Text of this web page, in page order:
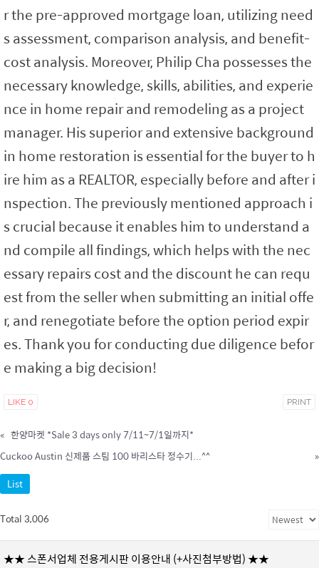
r the pre-approved mortgage loan, utilizing need
s assessment, comparison analysis, and benefit-
cost analysis. Moreover, Philip Cha possesses the
necessary knowledge, skills, abilities, and experie
nce in home repair and remodeling as a project
manager. His superior and extensive background
in home restoration is essential for the buyer to h
ire him as a REALTOR, especially before and after i
nspection. The previously mentioned approach i
s crucial because it enables him to understand a
nd compile all findings, which helps with the nec
essary repairs cost and the discount he can requ
est from the seller when submitting an initial offe
r, and renegotiate before the option period expir
es. Thank you for conducting due diligence befor
e making a big decision!
LIKE 0 PRINT
« 한양마켓 *Sale 3 days only 7/11~7/1일까지*
Cuckoo Austin 신제품 스팀 100 바리스타 정수기...^^
»
List
Total 3,006
★★ 스폰서업체 전용게시판 이용안내 (+사진첨부방법) ★★